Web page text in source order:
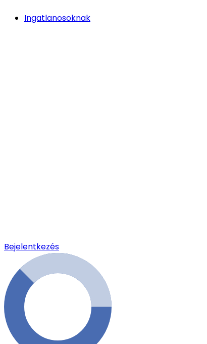
Ingatlanosoknak
Bejelentkezés